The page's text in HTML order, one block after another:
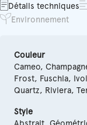
Détails techniques
Environnement
Couleur
Cameo,
Frost, Fuschia,
Quartz, Riviera,
Style